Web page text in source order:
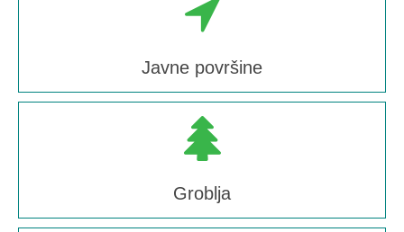
Javne površine
Groblja